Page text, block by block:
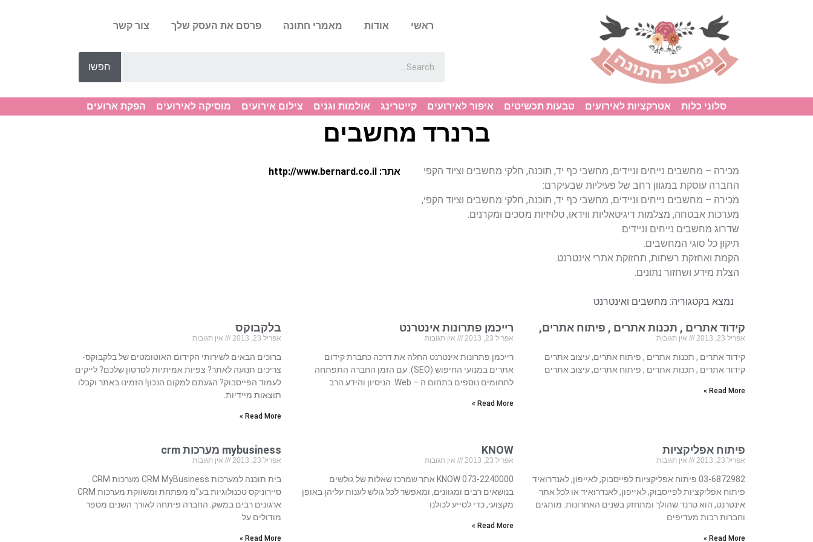
ראשי אודות מאמרי חתונה פרסם את העסק שלך צור קשר
חפשו
סלוני כלות אטרקציות לאירועים טבעות תכשיטים איפור לאירועים קייטרינג אולמות וגנים צילום אירועים מוסיקה לאירועים הפקת ארועים
ברנרד מחשבים
מכירה – מחשבים נייחים וניידים, מחשבי כף יד, תוכנה, חלקי מחשבים וציוד הקפי
החברה עוסקת במגוון רחב של פעיליות שבעיקרם:
מכירה – מחשבים נייחים וניידים, מחשבי כף יד, תוכנה, חלקי מחשבים וציוד הקפי,
מערכות אבטחה, מצלמות דיגיטאליות ווידאו, טלויזיות מסכים ומקרנים.
שדרוג מחשבים נייחים וניידים.
תיקון כל סוגי המחשבים.
הקמת ואחזקת רשתות, תחזוקת אתרי אינטרנט.
הצלת מידע ושחזור נתונים.
אתר: http://www.bernard.co.il
נמצא בקטגוריה: מחשבים ואינטרנט
קידוד אתרים , תכנות אתרים , פיתוח אתרים,
אפריל 23, 2013 אין תגובות
קידוד אתרים , תכנות אתרים , פיתוח אתרים, עיצוב אתרים
קידוד אתרים , תכנות אתרים , פיתוח אתרים, עיצוב אתרים
Read More »
רייכמן פתרונות אינטרנט
אפריל 23, 2013 אין תגובות
רייכמן פתרונות אינטרנט החלה את דרכה כחברת קידום
אתרים במנועי החיפוש (SEO). עם הזמן החברה התפתחה
לתחומים נוספים בתחום ה – Web. הניסיון והידע הרב
Read More »
בלקבוקס
אפריל 23, 2013 אין תגובות
ברוכים הבאים לשירותי הקידום האוטומטים של בלקבוקס-
צריכים תנועה לאתר? צפיות אמיתיות לסרטון שלכם? לייקים
לעמוד הפייסבוק? הגעתם למקום הנכון! הזמינו באתר וקבלו
תוצאות מיידיות.
Read More »
פיתוח אפליקציות
אפריל 23, 2013 אין תגובות
03-6872982 פיתוח אפליקציות לפייסבוק, לאייפון, לאנדרואיד
פיתוח אפליקציות לפייסבוק, לאייפון, לאנדרואיד או לכל אתר
אינטרנט, הוא טרנד שהולך ומתחזק בשנים האחרונות. מותגים
וחברות רבות מעדיפים
Read More »
KNOW
אפריל 23, 2013 אין תגובות
073-2240000 KNOW אתר שמרכז שאלות של גולשים
בנושאים רבים ומגוונים, ומאפשר לכל גולש לענות עליהן באופן
מקצועי, כדי לסייע לכולנו
Read More »
mybusiness מערכות crm
אפריל 23, 2013 אין תגובות
בית תוכנה למערכות CRM MyBusiness מערכות CRM .
סיירוניקס טכנולוגיות בע”מ מפתחת ומשווקת מערכות CRM
ארגונים רבים במשק. החברה פיתחה לאורך השנים מספר
מודולים על
Read More »